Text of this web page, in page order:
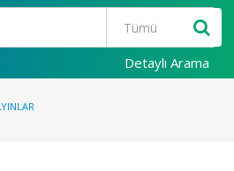
Detaylı Arama